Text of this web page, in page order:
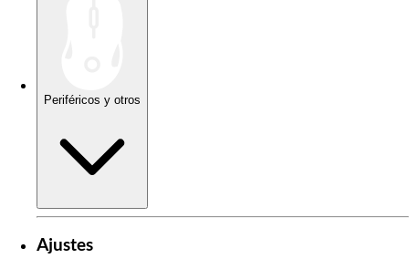
Periféricos y otros
Ajustes